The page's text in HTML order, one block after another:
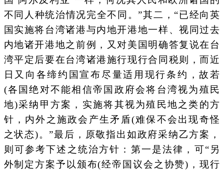
不同人种统治情况完全不同。”其二，“已经向英
国实施将台湾诸港与内地开港地一样、视同过去
内地诸开港地之前例，又对美国明确答复说在台
湾平定后要在台湾诸港施行现行合同税则，而近
日又向各缔约国宣布尽量适用现行条约，故若
(各国绝对不能相信帝国政府会将台湾视为殖民
地)采纳甲方案，实施将其视为殖民地之类的方
针，内外之施政会产生矛盾(难保不会出现奇怪
之状态)。”最后，原敬指出如政府采纳乙方案，
则可参考下述之统治方针：第一是法律，可“另
外制定方案予以颁布(经帝国议会之协赞)，现行